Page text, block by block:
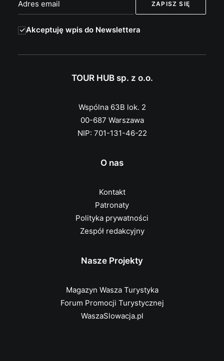
Akceptuję wpis do Newslettera
TOUR HUB sp. z o.o.
Wspólna 63B lok. 2
00-687 Warszawa
NIP: 701-131-46-22
O nas
Kontakt
Patronaty
Polityka prywatności
Zespół redakcyjny
Nasze Projekty
Magazyn Wasza Turystyka
Forum Promocji Turystycznej
WaszaSlowacja.pl